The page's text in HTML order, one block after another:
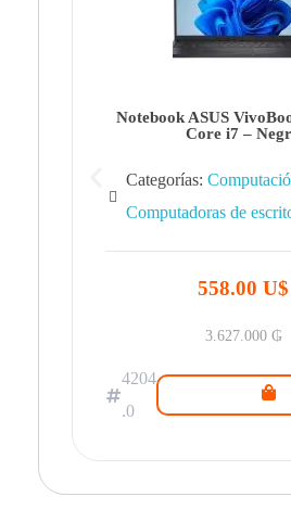
Notebook ASUS
Core i7 –
Categorías:
Computadoras de
558.00 U$
3.627.000 ₲
4204
.0